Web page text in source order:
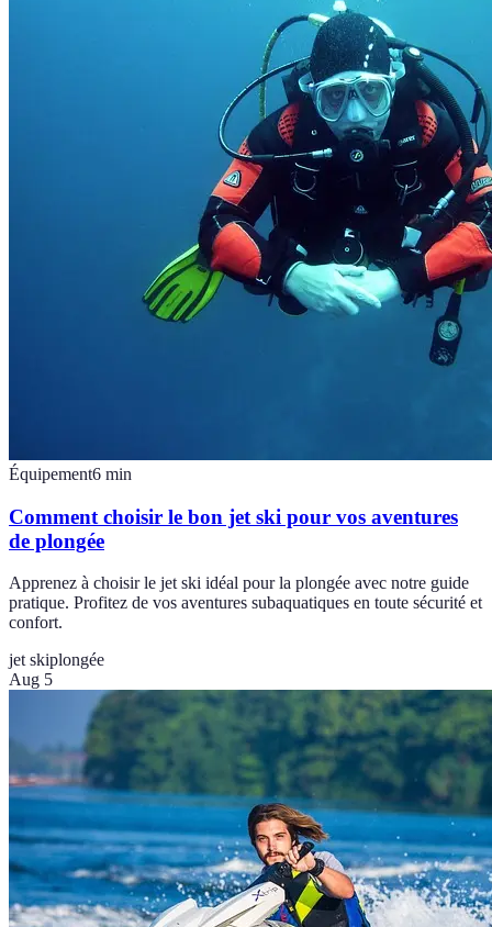
Équipement6 min
Comment choisir le bon jet ski pour vos aventures
de plongée
Apprenez à choisir le jet ski idéal pour la plongée avec notre guide
pratique. Profitez de vos aventures subaquatiques en toute sécurité et
confort.
jet skiplongée
Aug 5